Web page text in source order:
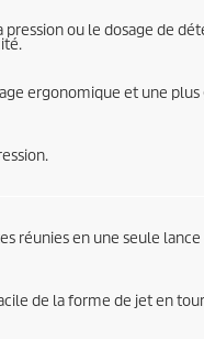
ou le dosage de
ergonomique et une plus
réunies en une seule lance
de la forme de jet en